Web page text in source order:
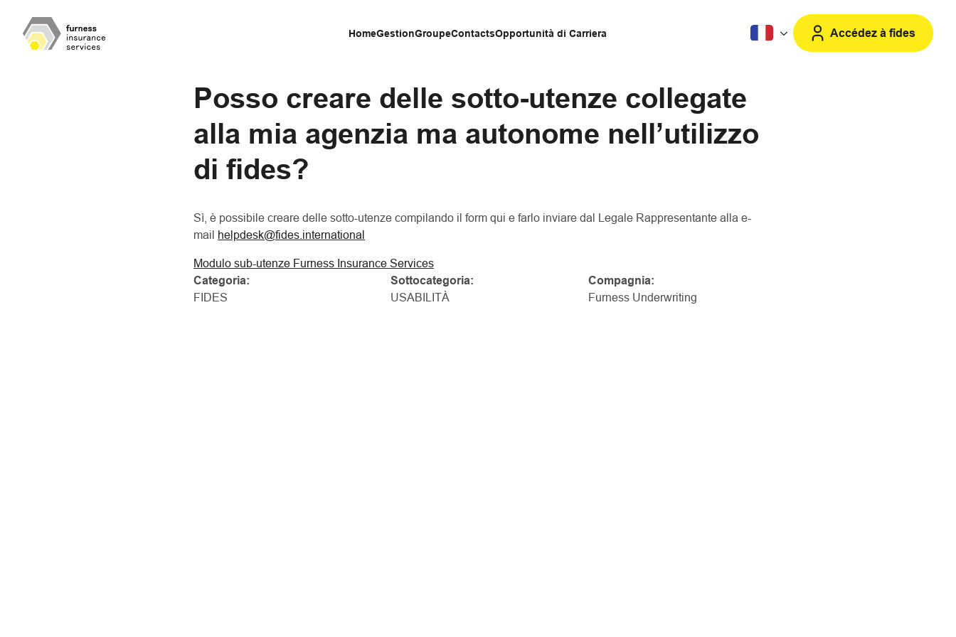
HomeGestionGroupeContactsOpportunità di Carriera Accédez à fides
Posso creare delle sotto-utenze collegate
alla mia agenzia ma autonome nell’utilizzo
di fides?
Sì, è possibile creare delle sotto-utenze compilando il form qui e farlo inviare dal Legale Rappresentante alla e-
mail
helpdesk@fides.international
Modulo sub-utenze Furness Insurance Services
Categoria:
FIDES
Sottocategoria:
USABILITÀ
Compagnia:
Furness Underwriting